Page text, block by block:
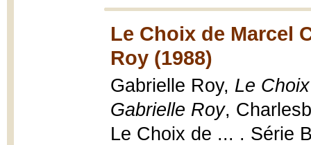
Le Choix de Marcel
Roy (1988)
Gabrielle Roy, Le
Gabrielle Roy,
Le Choix de ... . Série